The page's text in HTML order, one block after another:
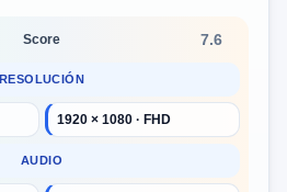
Score 7.6
RESOLUCIÓN
1920 × 1080 · FHD
AUDIO